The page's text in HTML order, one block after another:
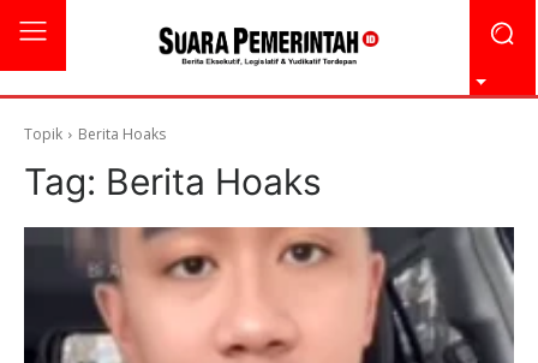
Topik Berita Hoaks
Tag: Berita Hoaks